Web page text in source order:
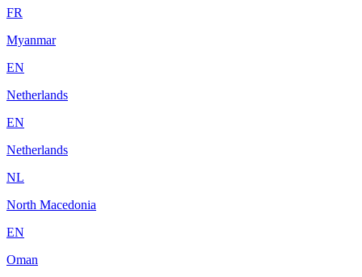
FR
Myanmar
EN
Netherlands
EN
Netherlands
NL
North Macedonia
EN
Oman